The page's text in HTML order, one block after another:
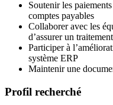
Soutenir les
comptes payables
Collaborer avec les
d’assurer un
Participer à
système ERP
Maintenir une
Profil recherché